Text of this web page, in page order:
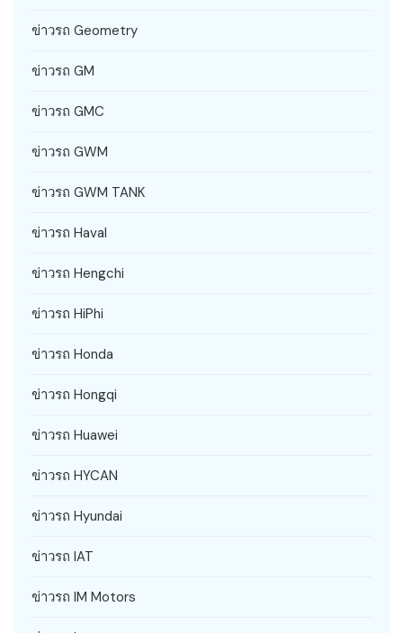
ข่าวรถ Geometry
ข่าวรถ GM
ข่าวรถ GMC
ข่าวรถ GWM
ข่าวรถ GWM TANK
ข่าวรถ Haval
ข่าวรถ Hengchi
ข่าวรถ HiPhi
ข่าวรถ Honda
ข่าวรถ Hongqi
ข่าวรถ Huawei
ข่าวรถ HYCAN
ข่าวรถ Hyundai
ข่าวรถ IAT
ข่าวรถ IM Motors